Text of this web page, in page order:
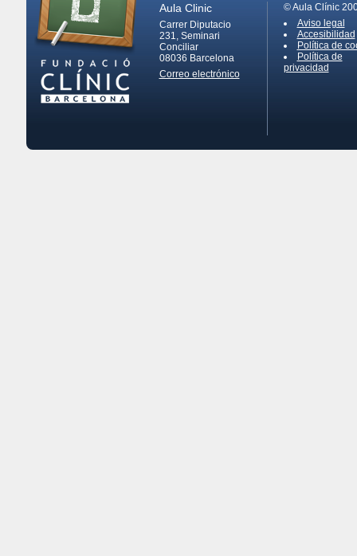
Aula Clinic
Carrer Diputacio
231, Seminari
Conciliar
08036 Barcelona
Correo electrónico
© Aula Clínic
Aviso legal
Accesibilidad
Política de
Política de
privacidad